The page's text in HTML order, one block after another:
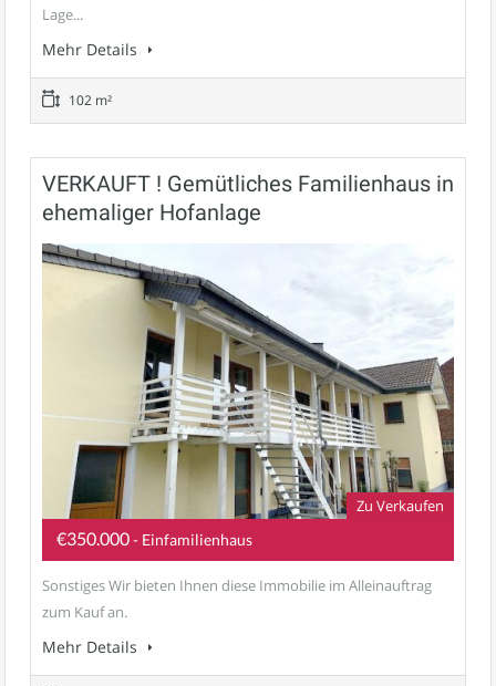
Lage...
Mehr Details
102 m²
VERKAUFT ! Gemütliches Familienhaus in
ehemaliger Hofanlage
Zu Verkaufen
€350.000- Einfamilienhaus
Sonstiges Wir bieten Ihnen diese Immobilie im Alleinauftrag
zum Kauf an.
Mehr Details